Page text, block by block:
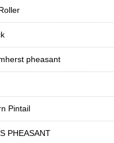
pheasant
Pintail
PHEASANT